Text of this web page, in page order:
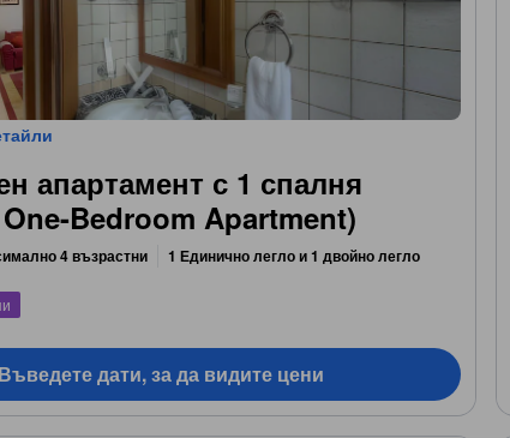
апартамент с 1 спалня
Bedroom Apartment)
4 възрастни 1 Единично легло и 1 двойно легло
Въведете дати, за да видите цени